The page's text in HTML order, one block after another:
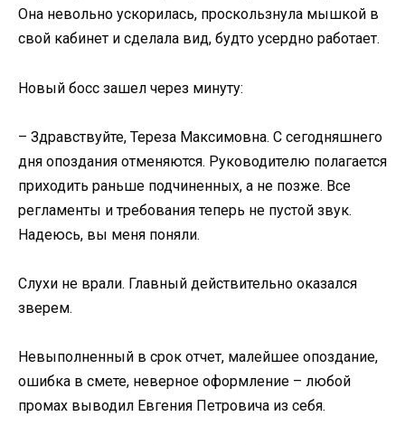
Она невольно ускорилась, проскользнула мышкой в
свой кабинет и сделала вид, будто усердно работает.
Новый босс зашел через минуту:
– Здравствуйте, Тереза Максимовна. С сегодняшнего
дня опоздания отменяются. Руководителю полагается
приходить раньше подчиненных, а не позже. Все
регламенты и требования теперь не пустой звук.
Надеюсь, вы меня поняли.
Слухи не врали. Главный действительно оказался
зверем.
Невыполненный в срок отчет, малейшее опоздание,
ошибка в смете, неверное оформление – любой
промах выводил Евгения Петровича из себя.